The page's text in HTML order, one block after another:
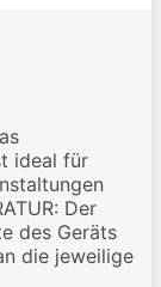
ideal für
Der
des Geräts
die jeweilige